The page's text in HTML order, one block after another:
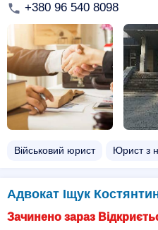
+380 96 540 8098
Військовий юрист Юрист з
Адвокат Іщук
Зачинено зараз